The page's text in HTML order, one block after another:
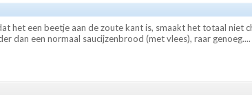
het een beetje aan de zoute kant is, smaakt het totaal niet
dan een normaal saucijzenbrood (met vlees), raar genoeg....